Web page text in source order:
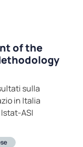
of the
sulla
in Italia
ASI